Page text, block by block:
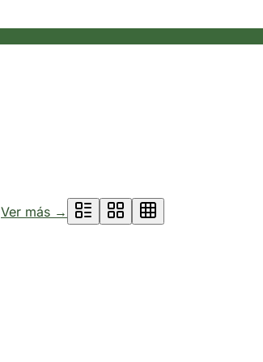
Ver más →